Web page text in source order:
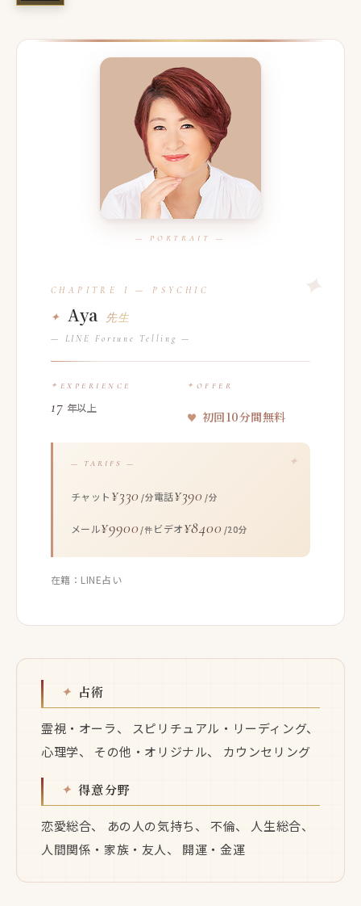
Aya 先生
— LINE Fortune Telling —
EXPERIENCE
17 年以上
OFFER
初回10分間無料
— TARIFS —
チャット ¥330 /分電話¥390 /分
メール¥9900 /件 ビデオ¥8400 /20分
在籍：LINE占い
占術
霊視・オーラ、 スピリチュアル・リーディング、
心理学、 その他・オリジナル、 カウンセリング
得意分野
恋愛総合、 あの人の気持ち、 不倫、 人生総合、
人間関係・家族・友人、 開運・金運